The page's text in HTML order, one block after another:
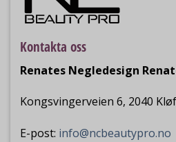
Kontakta oss
Renates Negledesign
Kongsvingerveien 6, 2040
E-post: info@ncbeautypro.no